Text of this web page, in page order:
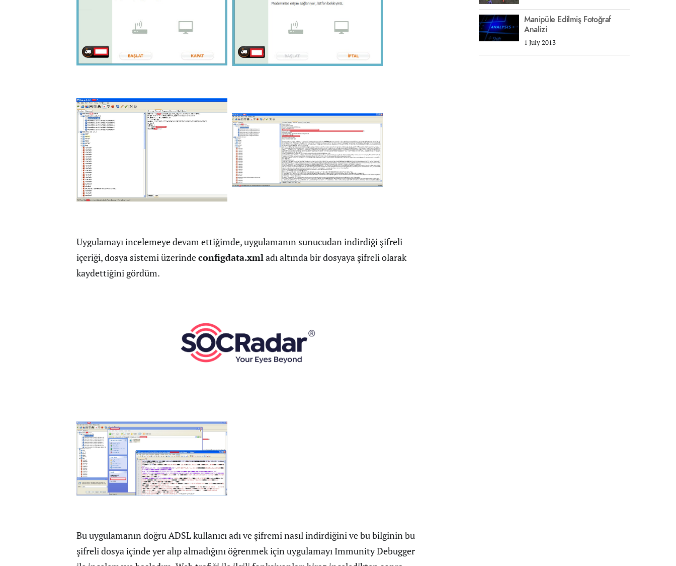
Uygulamayı incelemeye devam ettiğimde, uygulamanın sunucudan indirdiği şifreli
içeriği, dosya sistemi üzerindeconfigdata.xmladı altında bir dosyaya şifreli olarak
kaydettiğini gördüm.
Bu uygulamanın doğru ADSL kullanıcı adı ve şifremi nasıl indirdiğini ve bu bilginin bu
şifreli dosya içinde yer alıp almadığını öğrenmek için uygulamayı Immunity Debugger
Manipüle Edilmiş Fotoğraf
Analizi
1 July 2013